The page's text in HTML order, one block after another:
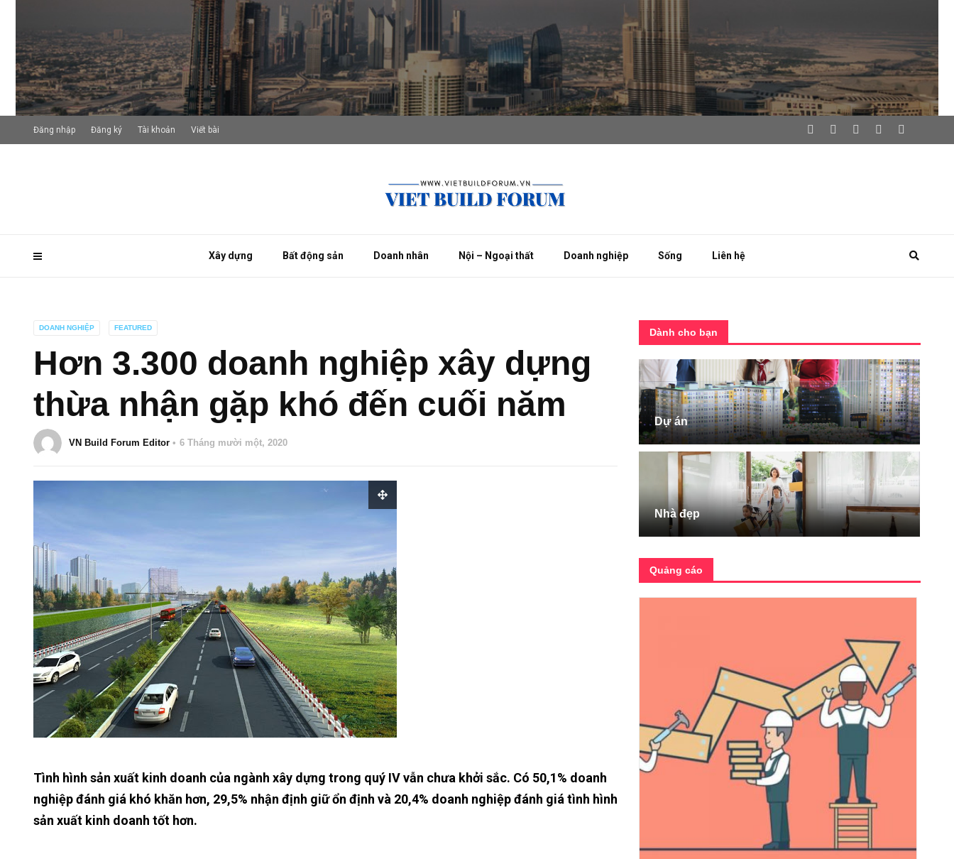
Xây dựng Bất động sản Doanh nhân Nội – Ngoại thất Doanh nghiệp Sống Liên hệ
Đăng nhập Đăng ký Tài khoản Viết bài
DOANH NGHIỆP FEATURED
Hơn 3.300 doanh nghiệp xây dựng
thừa nhận gặp khó đến cuối năm
VN Build Forum Editor 6 Tháng mười một, 2020
Tình hình sản xuất kinh doanh của ngành xây dựng trong quý IV vẫn chưa khởi sắc. Có 50,1% doanh
nghiệp đánh giá khó khăn hơn, 29,5% nhận định giữ ổn định và 20,4% doanh nghiệp đánh giá tình hình
sản xuất kinh doanh tốt hơn.
Dành cho bạn
Dự án
Nhà đẹp
Quảng cáo